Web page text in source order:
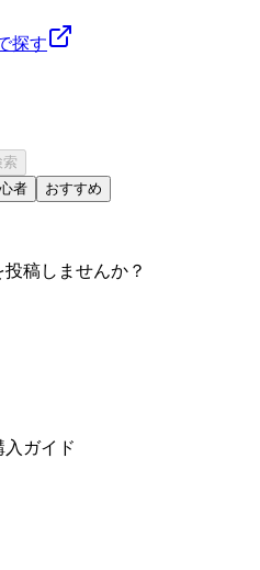
探す
索
者 おすすめ
稿しませんか？
ガイド